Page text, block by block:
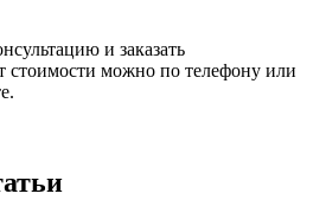
и заказать
стоимости можно по телефону или